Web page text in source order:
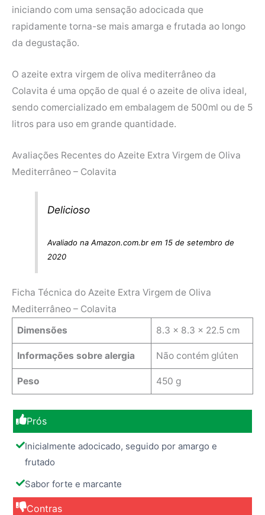
iniciando com uma sensação adocicada que
rapidamente torna-se mais amarga e frutada ao longo
da degustação.
O azeite extra virgem de oliva mediterrâneo da
Colavita é uma opção de qual é o azeite de oliva ideal,
sendo comercializado em embalagem de 500ml ou de 5
litros para uso em grande quantidade.
Avaliações Recentes do Azeite Extra Virgem de Oliva
Mediterrâneo – Colavita
Delicioso
Avaliado na Amazon.com.br em 15 de setembro de
2020
Ficha Técnica do Azeite Extra Virgem de Oliva
Mediterrâneo – Colavita
Dimensões
‎8.3 x 8.3 x 22.5 cm
Informações sobre alergia Não contém glúten
Peso 450 g
Prós
Inicialmente adocicado, seguido por amargo e
frutado
Sabor forte e marcante
Contras